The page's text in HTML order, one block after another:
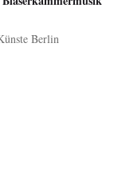
Berlin